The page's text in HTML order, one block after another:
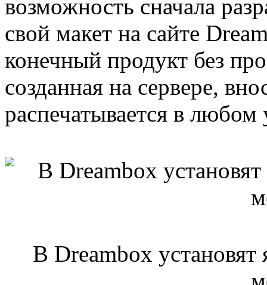
возможность сначала
свой макет на сайте
конечный продукт без
созданная на сервере,
распечатывается в
В Dreambox